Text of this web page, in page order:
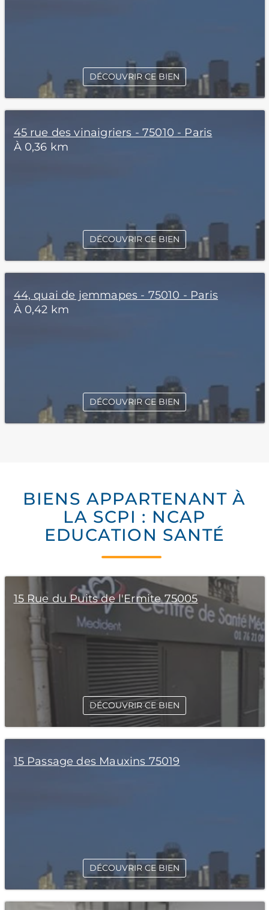
DÉCOUVRIR CE BIEN
45 rue des vinaigriers - 75010 - Paris
À 0,36 km
DÉCOUVRIR CE BIEN
44, quai de jemmapes - 75010 - Paris
À 0,42 km
DÉCOUVRIR CE BIEN
BIENS APPARTENANT À
LA SCPI : NCAP
EDUCATION SANTÉ
15 Rue du Puits de l'Ermite 75005
DÉCOUVRIR CE BIEN
15 Passage des Mauxins 75019
DÉCOUVRIR CE BIEN